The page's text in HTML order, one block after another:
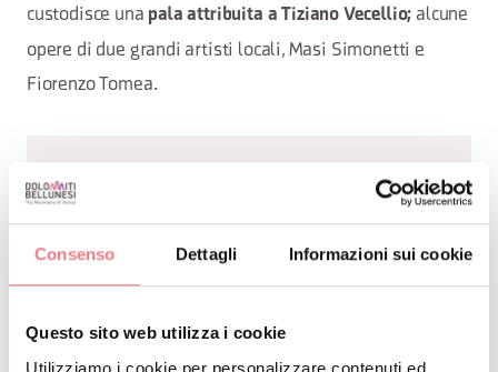
Consenso Dettagli Informazioni sui cookie
Questo sito web utilizza i cookie
Utilizziamo i cookie per personalizzare contenuti ed
custodisce una pala attribuita a Tiziano Vecellio; alcune
opere di due grandi artisti locali, Masi Simonetti e
Fiorenzo Tomea.
Il Piccolo Anello Zoldano ti sorprenderà: semplice,
ma
per avvicinarti alla storia e
alla cultura di questi
caratteristici paesini
montaniai piedi delle Dolomiti.